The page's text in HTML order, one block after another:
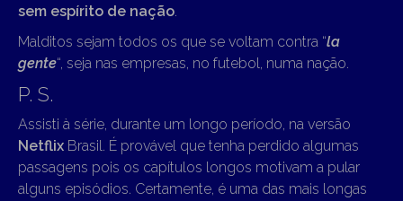
sem espírito de nação.
Malditos sejam todos os que se voltam contra “la
gente“, seja nas empresas, no futebol, numa nação.
P. S.
Assisti à série, durante um longo período, na versão
Netflix Brasil. É provável que tenha perdido algumas
passagens pois os capítulos longos motivam a pular
alguns episódios. Certamente, é uma das mais longas